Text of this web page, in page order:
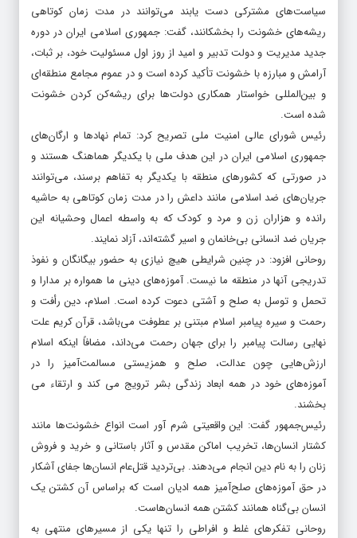
سیاست‌های مشترکی دست یابند می‌توانند در مدت زمان کوتاهی
ریشه‌های خشونت را بخشکانند، گفت: جمهوری اسلامی ایران در دوره
جدید مدیریت و دولت تدبیر و امید از روز اول مسئولیت خود، بر ثبات،
آرامش و مبارزه با خشونت تأکید کرده است و در عموم مجامع منطقه‌ای
و بین‌المللی خواستار همکاری‌ دولت‌‌ها برای ریشه‌کن کردن خشونت
شده است.
رئیس شورای عالی امنیت ملی تصریح کرد: تمام نهادها و ارگان‌های
جمهوری اسلامی ایران در این هدف ملی با یکدیگر هماهنگ هستند و
در صورتی که کشورهای منطقه با یکدیگر به تفاهم برسند، می‌توانند
جریان‌های ضد اسلامی مانند داعش را در مدت زمان کوتاهی به حاشیه
رانده و هزاران زن و مرد و کودک که به واسطه اعمال وحشیانه این
جریان ضد انسانی بی‌خانمان و اسیر گشته‌اند، آزاد نمایند.
روحانی افزود: در چنین شرایطی هیچ نیازی به حضور بیگانگان و نفوذ
تدریجی آنها در منطقه ما نیست. آموزه‌های دینی ما همواره بر مدارا و
تحمل و توسل به صلح و آشتی دعوت کرده است. اسلام، دین رأفت و
رحمت و سیره پیامبر اسلام مبتنی بر عطوفت می‌باشد، قرآن کریم علت
نهایی رسالت پیامبر را برای جهان رحمت می‌داند، مضافاً اینکه اسلام
ارزش‌هایی چون عدالت، صلح و همزیستی مسالمت‌آمیز را در
آموزه‌های خود در همه ابعاد زندگی بشر ترویج می کند و ارتقاء می
بخشند.
رئیس‌جمهور گفت: این واقعیتی شرم آور است انواع خشونت‌ها مانند
کشتار انسان‌ها، تخریب اماکن مقدس و آثار باستانی و خرید و فروش
زنان را به نام دین انجام می‌دهند. بی‌تردید قتل‌عام انسان‌ها جفای آشکار
در حق آموزه‌های صلح‌آمیز همه ادیان است که براساس آن کشتن یک
انسان بی‌گناه همانند کشتن همه انسان‌هاست.
روحانی تفکر‌های غلط و افراطی را تنها یکی از مسیرهای منتهی به